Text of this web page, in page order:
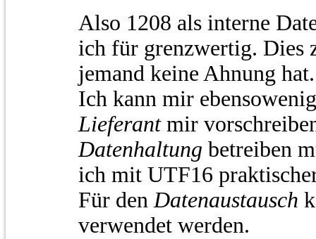
Also 1208 als interne
ich für grenzwertig. Dies
jemand keine Ahnung hat.
Ich kann mir
Lieferant mir
Datenhaltung betreiben
ich mit UTF16
Für denDatenaustausch
verwendet werden.